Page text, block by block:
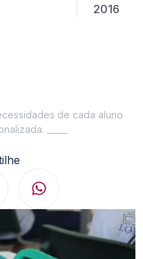
2016
de cada aluno
_____